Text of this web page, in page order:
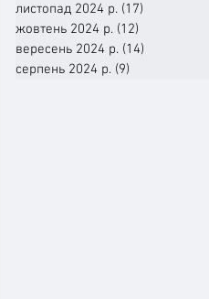
листопад 2024 р. (17)
жовтень 2024 р. (12)
вересень 2024 р. (14)
серпень 2024 р. (9)